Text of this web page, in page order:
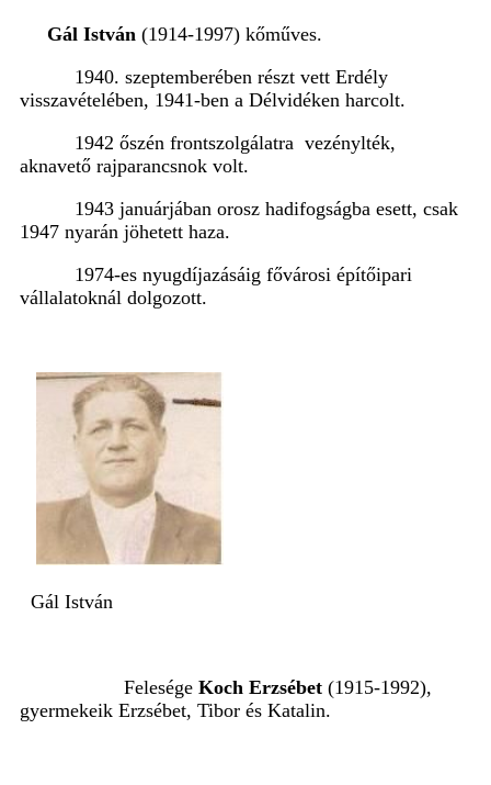
Gál István (1914-1997) kőműves.
1940. szeptemberében részt vett Erdély
visszavételében, 1941-ben a Délvidéken harcolt.
1942 őszén frontszolgálatra vezénylték,
aknavető rajparancsnok volt.
1943 januárjában orosz hadifogságba esett, csak
1947 nyarán jöhetett haza.
1974-es nyugdíjazásáig fővárosi építőipari
vállalatoknál dolgozott.
Gál István
Felesége Koch Erzsébet (1915-1992),
gyermekeik Erzsébet, Tibor és Katalin.